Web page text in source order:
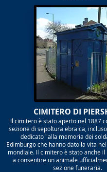
CIMITERO DI
Il cimitero è stato aperto nel 1887
sezione di sepoltura ebraica,
dedicato "alla memoria dei
Edimburgo che hanno dato la vita
mondiale. Il cimitero è stato anche il
a consentire un animale
sezione funeraria.